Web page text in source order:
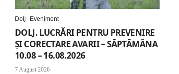
Dolj Eveniment
DOLJ. LUCRĂRI PENTRU PREVENIRE
ȘI CORECTARE AVARII – SĂPTĂMÂNA
10.08 – 16.08.2026
7 August 2026